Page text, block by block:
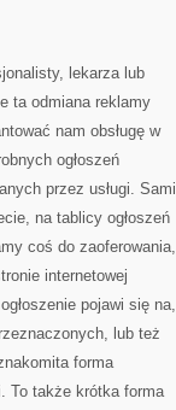
lekarza lub
ta odmiana reklamy
nam obsługę w
ogłoszeń
przez usługi. Sami
na tablicy ogłoszeń
coś do zaoferowania,
internetowej
pojawi się na,
lub też
forma
To także krótka forma